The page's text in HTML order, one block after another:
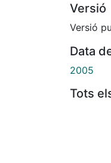
Versió
Versió
Data
2005
Tots